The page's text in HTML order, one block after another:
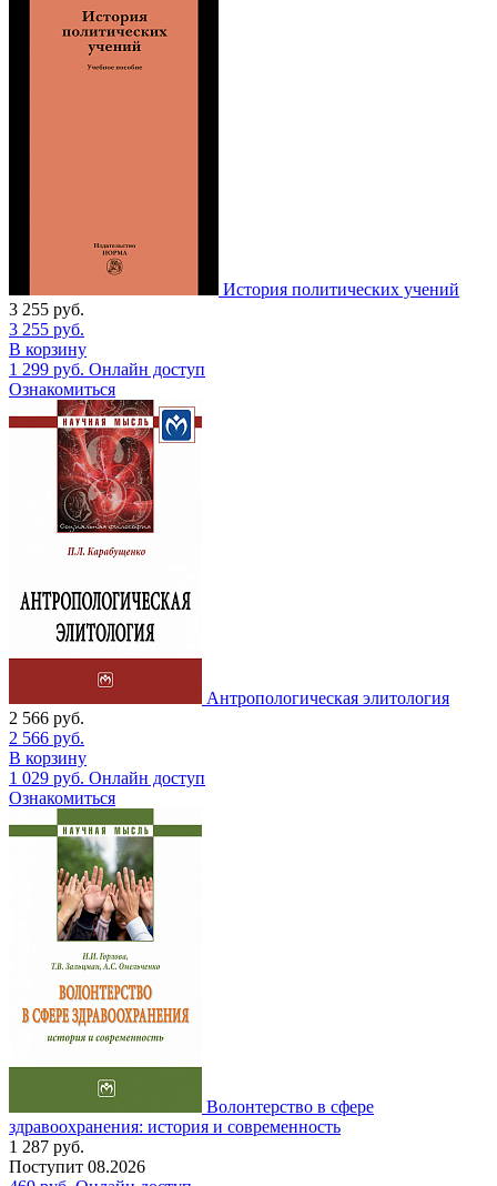
История политических учений
3 255 руб.
3 255 руб.
В корзину
1 299 руб. Онлайн доступ
Ознакомиться
Антропологическая элитология
2 566 руб.
2 566 руб.
В корзину
1 029 руб. Онлайн доступ
Ознакомиться
Волонтерство в сфере
здравоохранения: история и современность
1 287 руб.
Поступит 08.2026